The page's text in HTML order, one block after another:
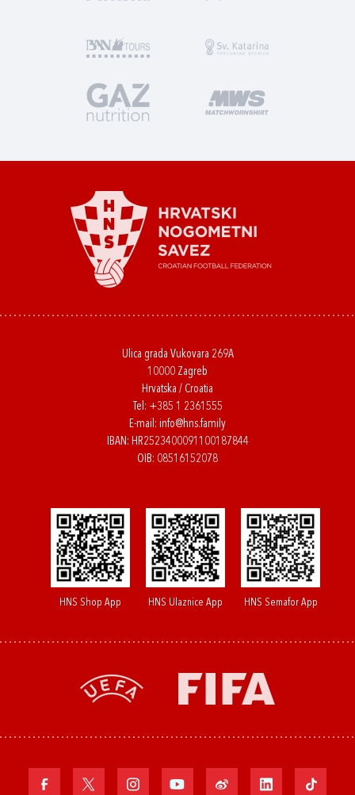
Ulica grada Vukovara 269A
10000 Zagreb
Hrvatska / Croatia
Tel: +385 1 2361555
E-mail: info@hns.family
IBAN: HR2523400091100187844
OIB: 08516152078
HNS Shop App HNS Ulaznice App HNS Semafor App